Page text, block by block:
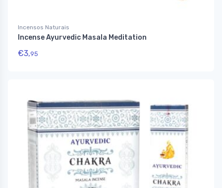
Incensos Naturais
Incense Ayurvedic Masala Meditation
€3,95